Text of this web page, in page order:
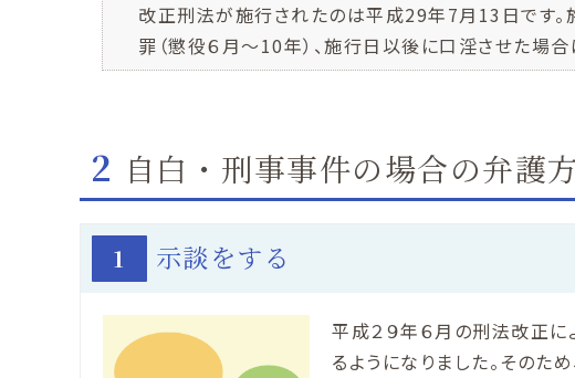
改正刑法が施行されたのは平成29年7月13日です
罪（懲役６月～10年）、施行日以後に口淫させた場
2 自白・刑事事件の場合の弁護
1 示談をする
平成２９年６月の刑法改正
るようになりました。その